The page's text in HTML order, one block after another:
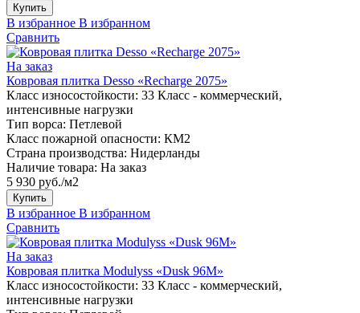
Купить
В избранное В избранном
Сравнить
На заказ
Ковровая плитка Desso «Recharge 2075»
Класс износостойкости: 33 Класс - коммерческий,
интенсивные нагрузки
Тип ворса: Петлевой
Класс пожарной опасности: КМ2
Страна производства: Нидерланды
Наличие товара: На заказ
5 930 руб./м2
Купить
В избранное В избранном
Сравнить
На заказ
Ковровая плитка Modulyss «Dusk 96M»
Класс износостойкости: 33 Класс - коммерческий,
интенсивные нагрузки